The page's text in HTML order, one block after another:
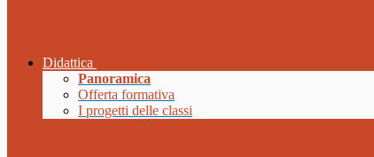
Didattica
Panoramica
Offerta formativa
I progetti delle classi